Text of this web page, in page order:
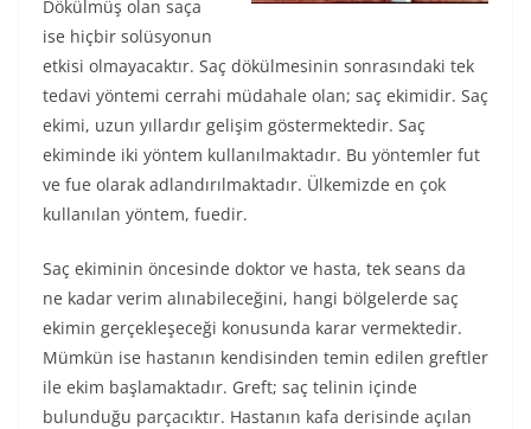
Dökülmüş olan saça
ise hiçbir solüsyonun
etkisi olmayacaktır. Saç dökülmesinin sonrasındaki tek
tedavi yöntemi cerrahi müdahale olan; saç ekimidir. Saç
ekimi, uzun yıllardır gelişim göstermektedir. Saç
ekiminde iki yöntem kullanılmaktadır. Bu yöntemler fut
ve fue olarak adlandırılmaktadır. Ülkemizde en çok
kullanılan yöntem, fuedir.
Saç ekiminin öncesinde doktor ve hasta, tek seans da
ne kadar verim alınabileceğini, hangi bölgelerde saç
ekimin gerçekleşeceği konusunda karar vermektedir.
Mümkün ise hastanın kendisinden temin edilen greftler
ile ekim başlamaktadır. Greft; saç telinin içinde
bulunduğu parçacıktır. Hastanın kafa derisinde açılan